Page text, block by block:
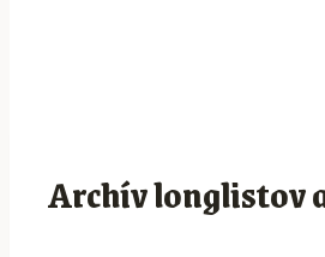
Archív longlistov